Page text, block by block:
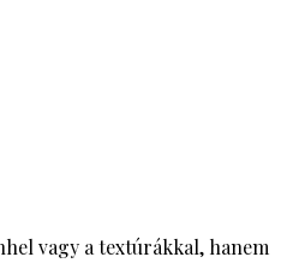
vagy a textúrákkal, hanem